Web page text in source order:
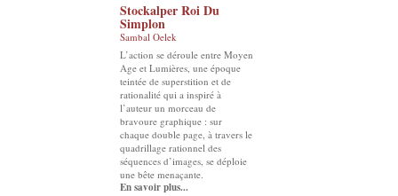
Stockalper Roi Du
Simplon
Sambal Oelek
L’action se déroule entre Moyen
Age et Lumières, une époque
teintée de superstition et de
rationalité qui a inspiré à
l’auteur un morceau de
bravoure graphique : sur
chaque double page, à travers le
quadrillage rationnel des
séquences d’images, se déploie
une bête menaçante.
En savoir plus...